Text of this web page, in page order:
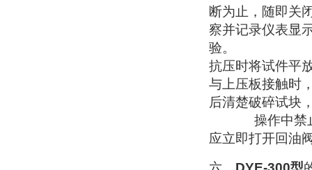
断为止，随即关
察并记录仪表显
验。
抗压时将试件平
与上压板接触时
后清楚破碎试块
操作中禁止将
应立即打开回油